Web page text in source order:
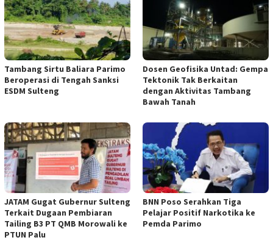
Tambang Sirtu Baliara Parimo
Beroperasi di Tengah Sanksi
ESDM Sulteng
Dosen Geofisika Untad: Gempa
Tektonik Tak Berkaitan
dengan Aktivitas Tambang
Bawah Tanah
JATAM Gugat Gubernur Sulteng
Terkait Dugaan Pembiaran
Tailing B3 PT QMB Morowali ke
PTUN Palu
BNN Poso Serahkan Tiga
Pelajar Positif Narkotika ke
Pemda Parimo